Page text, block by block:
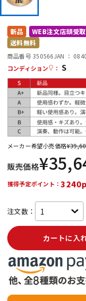
配信/ライブ機器
中古
新品 WEB注文店頭受
送料無料
商品番号 350566JAN ：
コンディション
： S
メーカー希望小売価格¥
販売価格¥
獲得予定ポイント：
注文数：
カートに入